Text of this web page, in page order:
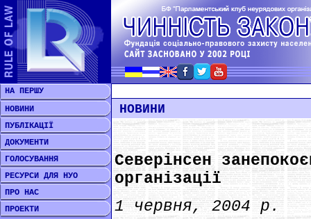
НА ПЕРШУ
НОВИНИ
ПУБЛІКАЦІЇ
ДОКУМЕНТИ
ГОЛОСУВАННЯ
РЕСУРСИ ДЛЯ НУО
ПРО НАС
ПРОЕКТИ
НОВИНИ
Северінсен
організації
1 червня, 2004 р.